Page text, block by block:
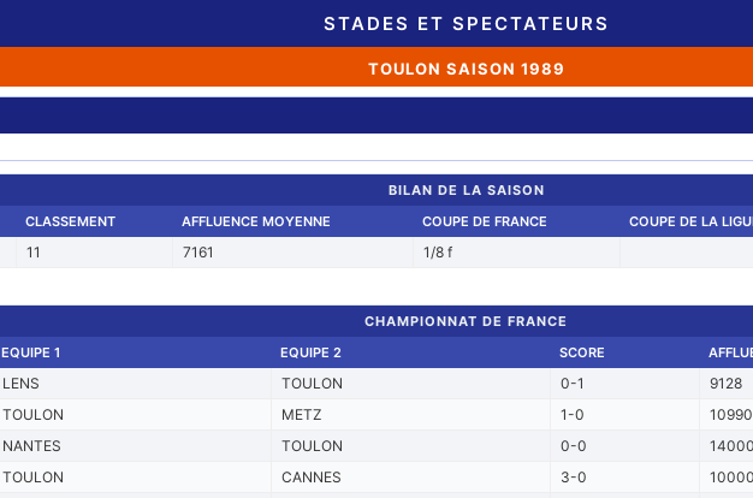
STADES ET SPECTATEURS
TOULON SAISON 1989
BILAN DE LA SAISON
CLASSEMENT AFFLUENCE MOYENNE COUPE DE FRANCE COUPE DE LA
11 7161 1/8 f
CHAMPIONNAT DE FRANCE
EQUIPE 1 EQUIPE 2 SCORE
LENS TOULON 0-1
9128
TOULON METZ 1-0
10990
NANTES TOULON 0-0
14000
TOULON CANNES 3-0
10000